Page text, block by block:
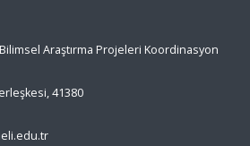
Araştırma Projeleri Koordinasyon
41380